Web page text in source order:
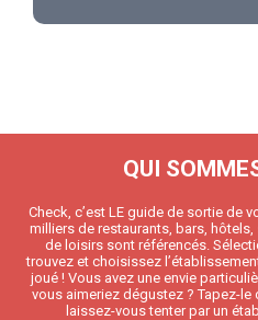
QUI
Check, c’est LE guide de sortie de
milliers de restaurants, bars,
de loisirs sont référencés.
trouvez et choisissez
joué ! Vous avez une envie
vous aimeriez dégustez ? Tapez-le
laissez-vous tenter par un